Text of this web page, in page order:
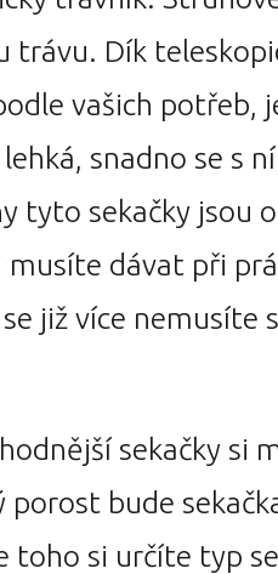
trávu. Dík
vašich potřeb,
snadno se s
tyto sekačky jsou
musíte dávat při
již více nemusíte
sekačky si
bude
toho si určíte typ